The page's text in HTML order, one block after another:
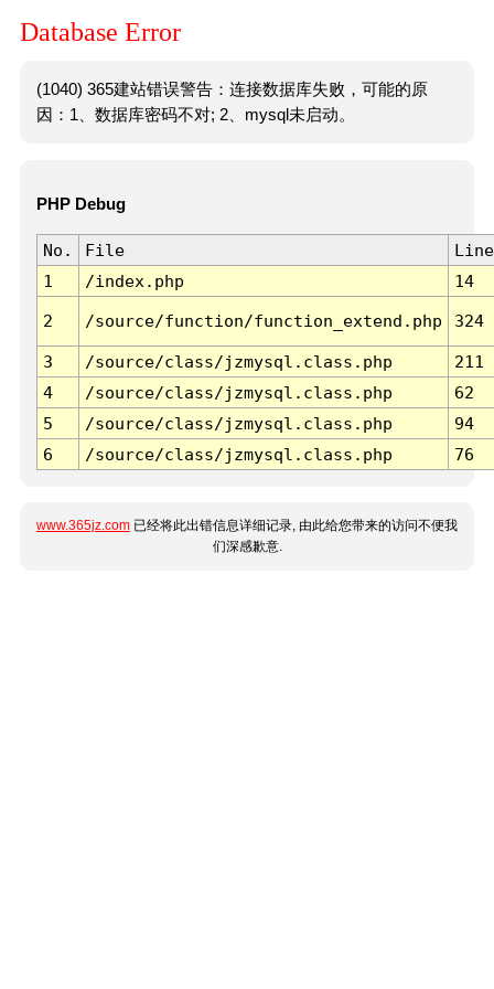
Database Error
(1040) 365建站错误警告：连接数据库失败，可能的原
因：1、数据库密码不对; 2、mysql未启动。
PHP Debug
No. File
Line
1
/index.php 14
2 /source/function/function_extend.php 324
3 /source/class/jzmysql.class.php
211
4
/source/class/jzmysql.class.php
62
5
/source/class/jzmysql.class.php
94
6
/source/class/jzmysql.class.php 76
www.365jz.com 已经将此出错信息详细记录, 由此给您带来的访问不便我
们深感歉意.